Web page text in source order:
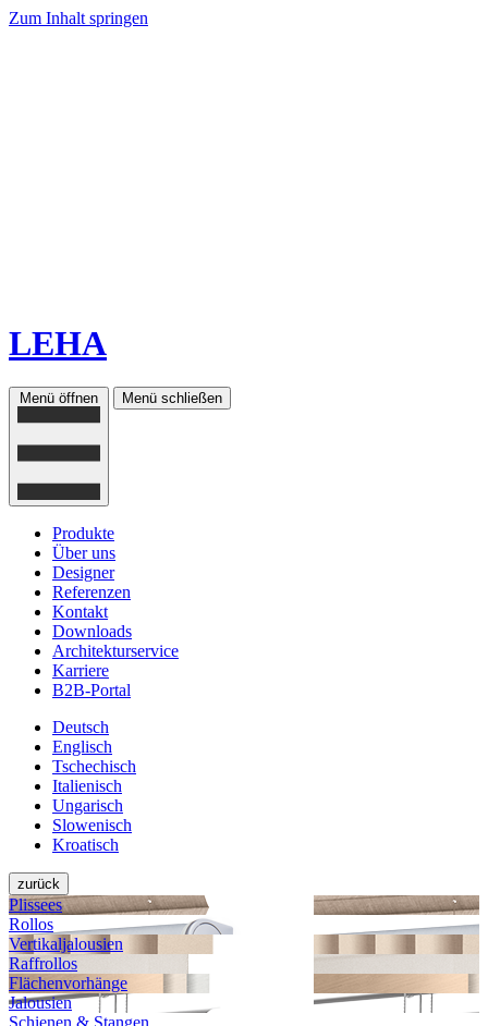
Zum Inhalt springen
LEHA
Menü öffnen Menü schließen
Produkte
Über uns
Designer
Referenzen
Kontakt
Downloads
Architekturservice
Karriere
B2B-Portal
Deutsch
Englisch
Tschechisch
Italienisch
Ungarisch
Slowenisch
Kroatisch
zurück
Plissees
Rollos
Vertikal­jalousien
Raffrollos
Flächen­vorhänge
Jalousien